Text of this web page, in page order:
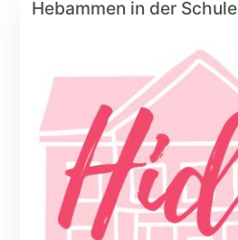
Hebammen in der Schule